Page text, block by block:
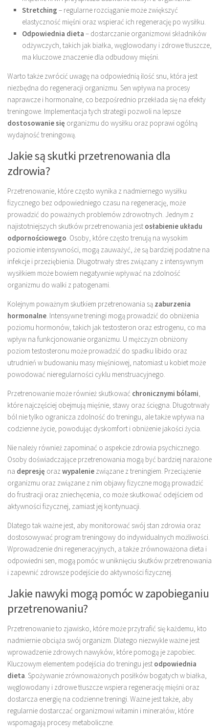
Stretching – regularne rozciąganie może zwiększyć
elastyczność mięśni oraz wspierać ich regenerację po wysiłku.
Odpowiednia dieta – dostarczanie organizmowi składników
odżywczych, takich jak białka, węglowodany i zdrowe tłuszcze,
ma kluczowe znaczenie dla odbudowy mięśni.
Warto także zwrócić uwagę na odpowiednią ilość snu, która jest
niezbędna do regeneracji organizmu. Sen wpływa na procesy
naprawcze i hormonalne, co bezpośrednio przekłada się na efekty
treningowe. Implementacja tych strategii pozwoli na lepsze
dostosowanie się organizmu do wysiłku oraz poprawi ogólną
wydajność treningową.
Jakie są skutki przetrenowania dla
zdrowia?
Przetrenowanie, które często wynika z nadmiernego wysiłku
fizycznego bez odpowiedniego czasu na regenerację, może
prowadzić do poważnych problemów zdrowotnych. Jednym z
najistotniejszych skutków przetrenowania jest osłabienie układu
odpornościowego. Osoby, które często trenują na wysokim
poziomie intensywności, mogą zauważyć, że są bardziej podatne na
infekcje i przeziębienia. Długotrwały stres związany z intensywnym
wysiłkiem może bowiem negatywnie wpływać na zdolność
organizmu do walki z patogenami.
Kolejnym poważnym skutkiem przetrenowania są zaburzenia
hormonalne. Intensywne treningi mogą prowadzić do obniżenia
poziomu hormonów, takich jak testosteron oraz estrogenu, co ma
wpływ na funkcjonowanie organizmu. U mężczyzn obniżony
poziom testosteronu może prowadzić do spadku libido oraz
utrudnień w budowaniu masy mięśniowej, natomiast u kobiet może
powodować nieregularności cyklu menstruacyjnego.
Przetrenowanie może również skutkować chronicznymi bólami,
które najczęściej obejmują mięśnie, stawy oraz ścięgna. Długotrwały
ból nie tylko ogranicza zdolność do treningu, ale także wpływa na
codzienne życie, powodując dyskomfort i obniżenie jakości życia.
Nie należy również zapominać o aspekcie zdrowia psychicznego.
Osoby doświadczające przetrenowania mogą być bardziej narażone
na depresję oraz wypalenie związane z treningiem. Przeciążenie
organizmu oraz związane z nim objawy fizyczne mogą prowadzić
do frustracji oraz zniechęcenia, co może skutkować odejściem od
aktywności fizycznej, zamiast jej kontynuacji.
Dlatego tak ważne jest, aby monitorować swój stan zdrowia oraz
dostosowywać program treningowy do indywidualnych możliwości.
Wprowadzenie dni regeneracyjnych, a także zrównoważona dieta i
odpowiedni sen, mogą pomóc w uniknięciu skutków przetrenowania
i zapewnić zdrowsze podejście do aktywności fizycznej.
Jakie nawyki mogą pomóc w zapobieganiu
przetrenowaniu?
Przetrenowanie to zjawisko, które może przytrafić się każdemu, kto
nadmiernie obciąża swój organizm. Dlatego niezwykle ważne jest
wprowadzenie zdrowych nawyków, które pomogą je zapobiec.
Kluczowym elementem podejścia do treningu jest odpowiednia
dieta. Spożywanie zrównoważonych posiłków bogatych w białka,
węglowodany i zdrowe tłuszcze wspiera regenerację mięśni oraz
dostarcza energię na codzienne treningi. Ważne jest także, aby
regularnie dostarczać organizmowi witamin i minerałów, które
wspomagają procesy metaboliczne.